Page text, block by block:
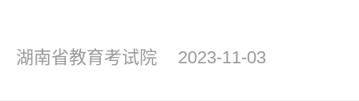
湖南省教育考试院 2023-11-03